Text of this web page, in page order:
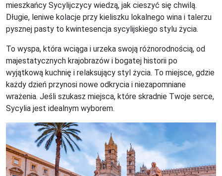
mieszkańcy Sycylijczycy wiedzą, jak cieszyć się chwilą.
Długie, leniwe kolacje przy kieliszku lokalnego wina i talerzu
pysznej pasty to kwintesencja sycylijskiego stylu życia.
To wyspa, która wciąga i urzeka swoją różnorodnością, od
majestatycznych krajobrazów i bogatej historii po
wyjątkową kuchnię i relaksujący styl życia. To miejsce, gdzie
każdy dzień przynosi nowe odkrycia i niezapomniane
wrażenia. Jeśli szukasz miejsca, które skradnie Twoje serce,
Sycylia jest idealnym wyborem.